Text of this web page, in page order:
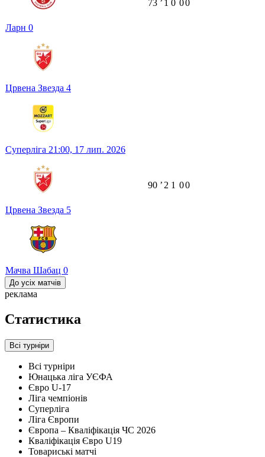
Ларн 0
Црвена Звезда 4
73 ʼ 1 0 00
Суперліга 21:00, 17 лип. 2026
Црвена Звезда 5
Мачва Шабац 0
90 ʼ 2 1 00
До усіх матчів
реклама
Статистика
Всі турніри
Всі турніри
Юнацька ліга УЄФА
Євро U-17
Ліга чемпіонів
Суперліга
Ліга Європи
Європа – Кваліфікація ЧС 2026
Кваліфікація Євро U19
Товариські матчі